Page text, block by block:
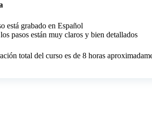
está grabado en Español
pasos están muy claros y bien detallados
total del curso es de 8 horas